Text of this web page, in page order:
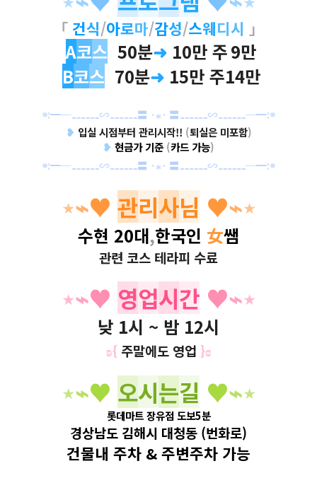
「 건식/아로마/감성/스웨디시 」
A코스 50분➜ 10만 주9만
B코스 70분➜15만 주14만
⌯:━─⚋⚋⚋∽⚋⚋​⚋〓 ·⁎· 〓⚋⚋⚋∽⚋⚋⚋─━:⌯
❥ 입실 시점부터 관리시작!! (퇴실은 미포함)
❥ 현금가 기준 (카드 가능)
⌯:━─⚋⚋⚋∽⚋⚋​⚋〓 ·⁎· 〓⚋⚋⚋∽⚋⚋⚋─━:⌯
⋆⌁♥ 관리사님 ♥⌁⋆
수현 20대,한국인 女쌤
관련 코스 테라피 수료
⋆⌁♥ 영업시간 ♥⌁⋆
낮 1시 ~ 밤 12시
ʚ{ 주말에도 영업 }ɞ
⋆⌁♥ 오시는길 ♥⌁⋆​
롯데마트 장유점 도보5분
경상남도 김해시 대청동 (번화로)
건물내 주차 & 주변주차 가능